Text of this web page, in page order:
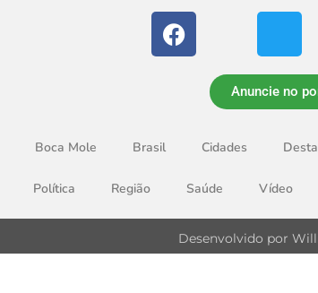
Anuncie no
Boca Mole Brasil Cidades
Política Região Saúde Vídeo
Desenvolvido por